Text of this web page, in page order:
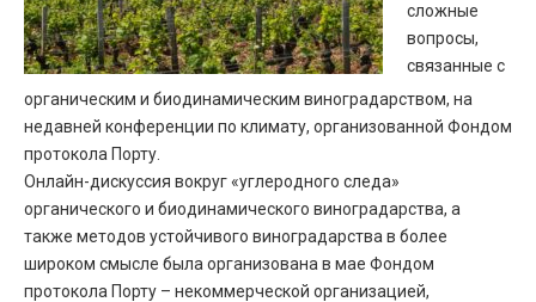
сложные
вопросы,
связанные с
органическим и биодинамическим виноградарством, на
недавней конференции по климату, организованной Фондом
протокола Порту.
Онлайн-дискуссия вокруг «углеродного следа»
органического и биодинамического виноградарства, а
также методов устойчивого виноградарства в более
широком смысле была организована в мае Фондом
протокола Порту – некоммерческой организацией,